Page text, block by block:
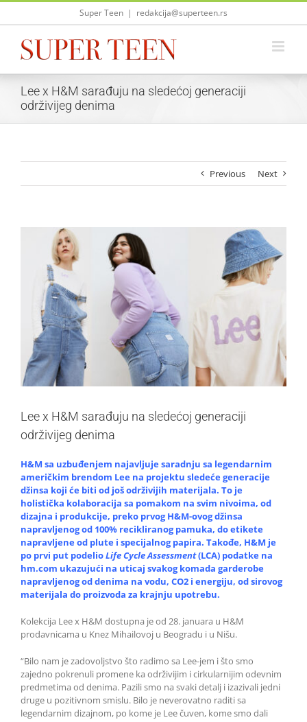
Skip
Super Teen | redakcija@superteen.rs
Lee x H&M sarađuju na sledećoj generaciji
održivijeg denima
Previous Next
Lee x H&M sarađuju na sledećoj generaciji
održivijeg denima
H&M sa uzbuđenjem najavljuje saradnju sa legendarnim
američkim brendom Lee na projektu sledeće generacije
džinsa koji će biti od još održivijih materijala. To je
holistička kolaboracija sa pomakom na svim nivoima, od
dizajna i produkcije, preko prvog H&M-ovog džinsa
napravljenog od 100% recikliranog pamuka, do etikete
napravljene od plute i specijalnog papira. Takođe, H&M je
po prvi put podelioLife Cycle Assessment(LCA) podatke na
hm.com ukazujući na uticaj svakog komada garderobe
napravljenog od denima na vodu, CO2 i energiju, od sirovog
materijala do proizvoda za krajnju upotrebu.
Kolekcija Lee x H&M dostupna je od 28. januara u H&M
prodavnicama u Knez Mihailovoj u Beogradu i u Nišu.
“Bilo nam je zadovoljstvo što radimo sa Lee-jem i što smo
zajedno pokrenuli promene ka održivijim i cirkularnijim odevnim
predmetima od denima. Pazili smo na svaki detalj i izazivali jedni
druge u pozitivnom smislu. Bilo je neverovatno raditi sa
legendarnim dizajnom, po kome je Lee čuven, kome smo dali